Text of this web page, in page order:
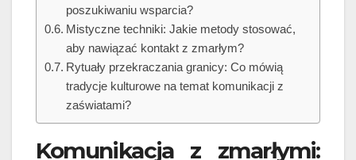
poszukiwaniu wsparcia?
Mistyczne techniki: Jakie metody stosować,
aby nawiązać kontakt z zmarłym?
Rytuały przekraczania granicy: Co mówią
tradycje kulturowe na temat komunikacji z
zaświatami?
Komunikacja z zmarłymi: